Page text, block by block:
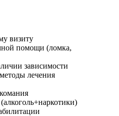
визиту
помощи (ломка,
зависимости
лечения